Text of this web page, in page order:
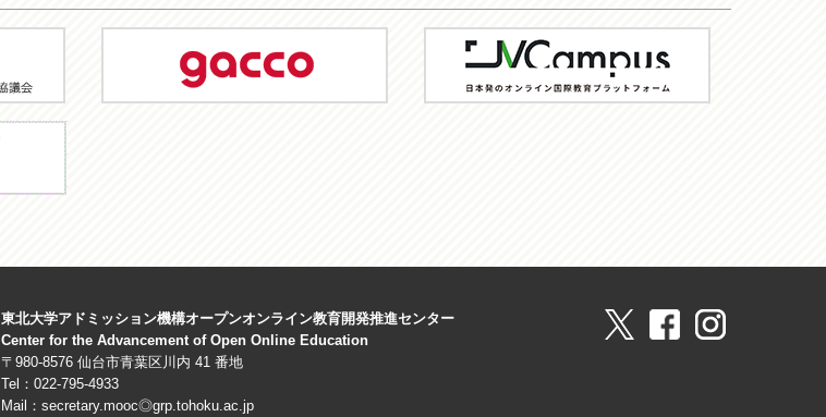
Campus
東北大学アドミッション機構オープンオンライン教育開発推進センター
Center for the Advancement of Open Online Education
〒980-8576 仙台市青葉区川内 41 番地
Tel：022-795-4933
Mail：secretary.mooc◎grp.tohoku.ac.jp